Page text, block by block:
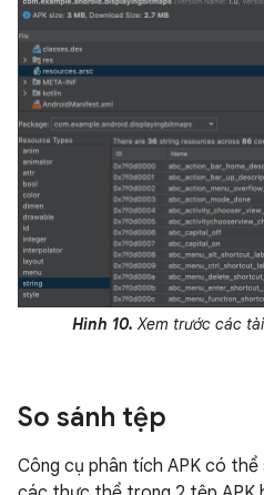
Hình 10. Xem trước các
So sánh tệp
Công cụ phân tích APK có